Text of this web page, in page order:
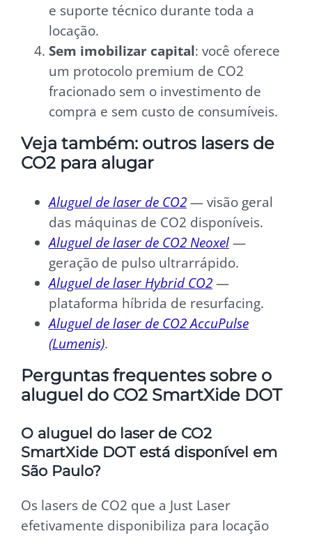
e suporte técnico durante toda a
locação.
Sem imobilizar capital: você oferece
um protocolo premium de CO2
fracionado sem o investimento de
compra e sem custo de consumíveis.
Veja também: outros lasers de
CO2 para alugar
Aluguel de laser de CO2 — visão geral
das máquinas de CO2 disponíveis.
Aluguel de laser de CO2 Neoxel —
geração de pulso ultrarrápido.
Aluguel de laser Hybrid CO2 —
plataforma híbrida de resurfacing.
Aluguel de laser de CO2 AccuPulse
(Lumenis).
Perguntas frequentes sobre o
aluguel do CO2 SmartXide DOT
O aluguel do laser de CO2
SmartXide DOT está disponível em
São Paulo?
Os lasers de CO2 que a Just Laser
efetivamente disponibiliza para locação